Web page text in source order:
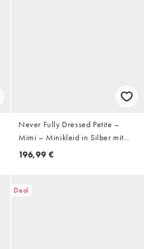
Never Fully Dressed Petite –
Mimi – Minikleid in Silber mit
Paillettenbesatz und
196,99 €
Deal